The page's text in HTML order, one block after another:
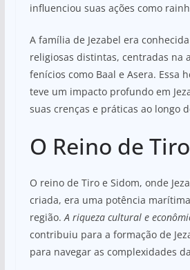
influenciou suas ações como
A família de Jezabel era
religiosas distintas, centradas na
fenícios como Baal e Asera. Essa
teve um impacto profundo em
suas crenças e práticas ao longo
O Reino de
O reino de Tiro e Sidom, onde
criada, era uma potência
região.A riqueza cultural e
contribuiu para a formação de
para navegar as complexidades